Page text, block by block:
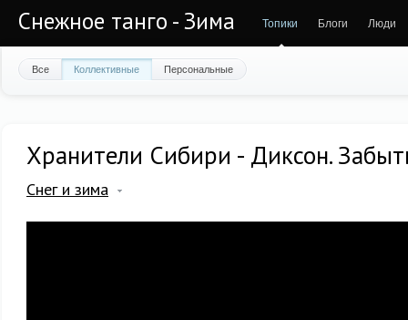
Снежное танго - Зима Топики Блоги Люди
Все Коллективные Персональные
Хранители Сибири - Диксон.
Снег и зима